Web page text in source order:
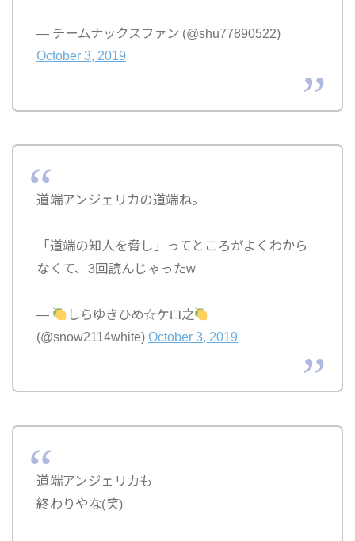
— チームナックスファン (@shu77890522)
October 3, 2019
道端アンジェリカの道端ね。
「道端の知人を脅し」ってところがよくわから
なくて、3回読んじゃったw
—
しらゆきひめ☆ケロ之
(@snow2114white)October 3, 2019
道端アンジェリカも
終わりやな(笑)